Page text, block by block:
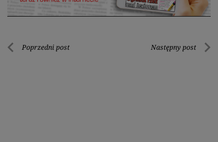
Nawigacja
Poprzedni post Następny post